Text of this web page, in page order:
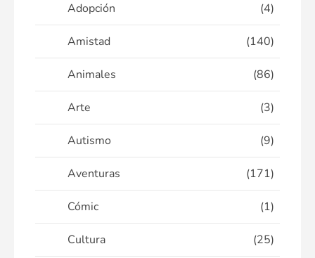
Adopción (4)
Amistad (140)
Animales (86)
Arte (3)
Autismo (9)
Aventuras (171)
Cómic (1)
Cultura (25)